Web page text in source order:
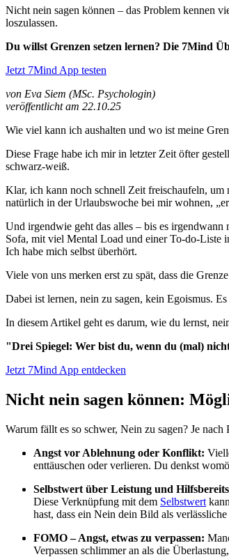
Nicht nein sagen können – das Problem kennen
loszulassen.
Du willst Grenzen setzen lernen? Die 7Mind
Jetzt 7Mind App testen
von Eva Siem (MSc. Psychologin)
veröffentlicht am 22.10.25
Wie viel kann ich aushalten und wo ist meine
Diese Frage habe ich mir in letzter Zeit öfter
schwarz-weiß.
Klar, ich kann noch schnell Zeit freischaufeln,
natürlich in der Urlaubswoche bei mir wohnen,
Und irgendwie geht das alles – bis es
Sofa, mit viel Mental Load und einer To-do-Liste
Ich habe mich selbst überhört.
Viele von uns merken erst zu spät, dass die
Dabei ist lernen, nein zu sagen, kein Egoismus.
In diesem Artikel geht es darum, wie du lernst,
"Drei Spiegel: Wer bist du, wenn du (mal)
Jetzt 7Mind App entdecken
Nicht nein sagen können:
Warum fällt es so schwer, Nein zu sagen? Je
Angst vor Ablehnung oder Konflikt:
enttäuschen oder verlieren. Du denkst
Selbstwert über Leistung und
Diese Verknüpfung mit dem Selbstwert
hast, dass ein Nein dein Bild als
FOMO – Angst, etwas zu verpassen:
Verpassen schlimmer an als die